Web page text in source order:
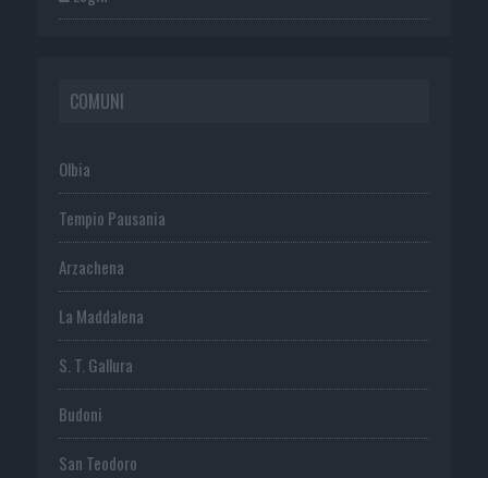
COMUNI
Olbia
Tempio Pausania
Arzachena
La Maddalena
S. T. Gallura
Budoni
San Teodoro